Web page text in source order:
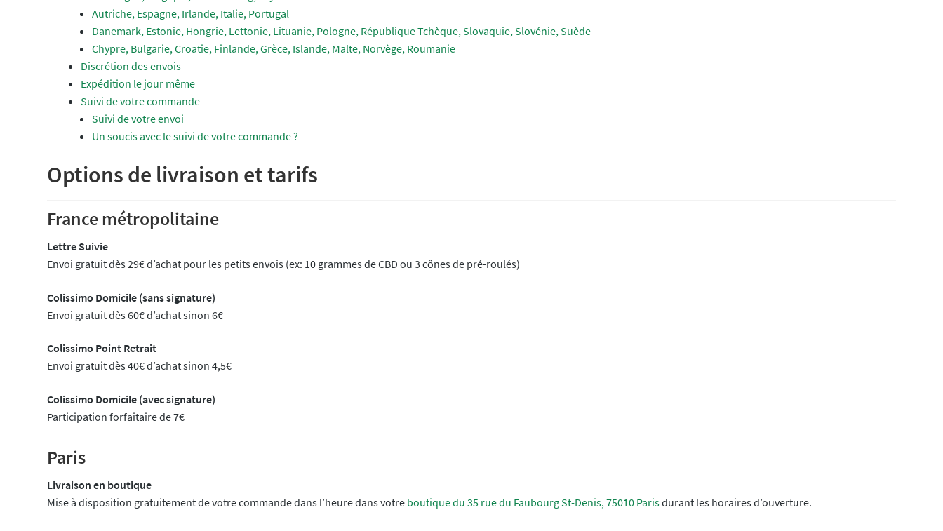
Autriche, Espagne, Irlande, Italie, Portugal
Danemark, Estonie, Hongrie, Lettonie, Lituanie, Pologne, République Tchèque, Slovaquie, Slovénie, Suède
Chypre, Bulgarie, Croatie, Finlande, Grèce, Islande, Malte, Norvège, Roumanie
Discrétion des envois
Expédition le jour même
Suivi de votre commande
Suivi de votre envoi
Un soucis avec le suivi de votre commande ?
Options de livraison et tarifs
France métropolitaine
Lettre Suivie
Envoi gratuit dès 29€ d’achat pour les petits envois (ex: 10 grammes de CBD ou 3 cônes de pré-roulés)
Colissimo Domicile (sans signature)
Envoi gratuit dès 60€ d’achat sinon 6€
Colissimo Point Retrait
Envoi gratuit dès 40€ d’achat sinon 4,5€
Colissimo Domicile (avec signature)
Participation forfaitaire de 7€
Paris
Livraison en boutique
Mise à disposition gratuitement de votre commande dans l’heure dans votre boutique du 35 rue du Faubourg St-Denis, 75010 Parisdurant les horaires d’ouverture.